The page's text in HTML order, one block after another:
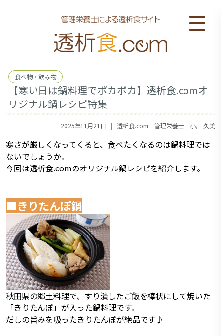
食べ物・飲み物
【寒い日は鍋料理でポカポカ】透析食.comオ
リジナル鍋レシピ特集
2025年11月21日 ｜ 透析食.com 管理栄養士 小川 久美
寒さが厳しくなってくると、食べたくなるのは鍋料理では
ないでしょうか。
今回は透析食.comのオリジナル鍋レシピを紹介します。
■きりたんぽ鍋
秋田県の郷土料理で、すり潰したご飯を棒状にして焼いた
「きりたんぽ」が入った鍋料理です。
だしの旨みを吸ったきりたんぽが絶品です♪